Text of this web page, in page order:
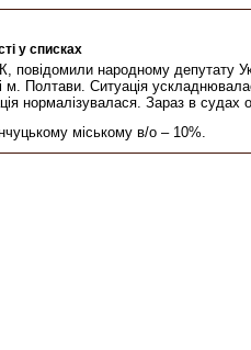
у списках
повідомили народному депутату
Полтави. Ситуація
нормалізувалася. Зараз в
міському в/о – 10%.